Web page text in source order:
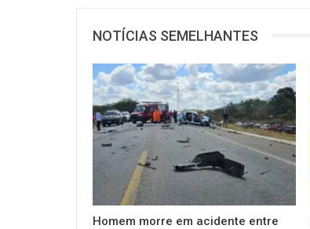
NOTÍCIAS SEMELHANTES
Homem morre em acidente entre